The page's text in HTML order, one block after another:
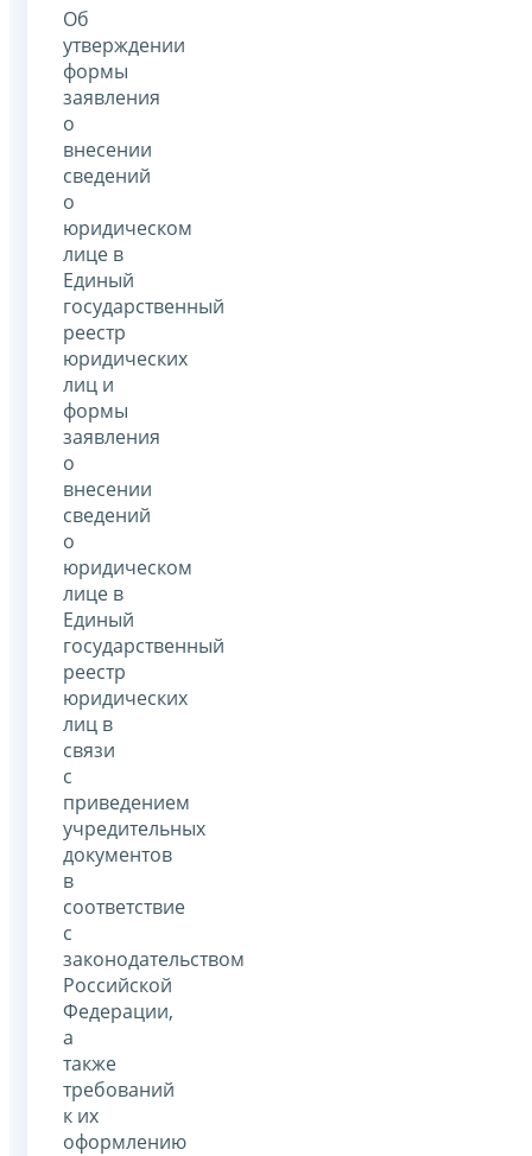
Об
утверждении
формы
заявления
о
внесении
сведений
о
юридическом
лице в
Единый
государственный
реестр
юридических
лиц и
формы
заявления
о
внесении
сведений
о
юридическом
лице в
Единый
государственный
реестр
юридических
лиц в
связи
с
приведением
учредительных
документов
в
соответствие
с
законодательством
Российской
Федерации,
а
также
требований
к их
оформлению